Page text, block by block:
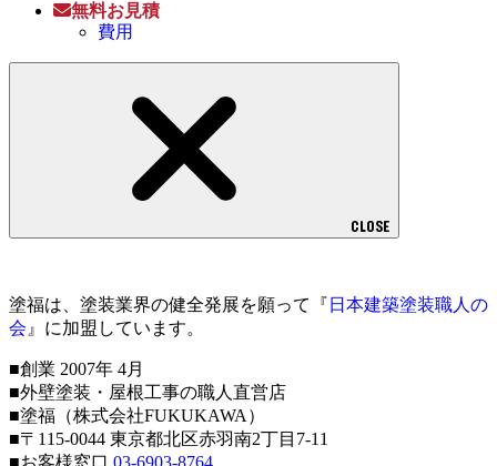
無料お見積
費用
CLOSE
塗福は、塗装業界の健全発展を願って『 日本建築塗装職人の
会 』に加盟しています。
■創業 2007年 4月
■外壁塗装・屋根工事の職人直営店
■塗福（株式会社FUKUKAWA）
■〒115-0044 東京都北区赤羽南2丁目7-11